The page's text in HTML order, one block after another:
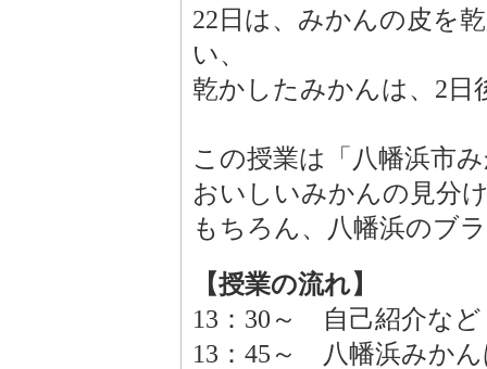
22日は、みかんの皮を
い、
乾かしたみかんは、2日
この授業は「八幡浜市
おいしいみかんの見分
もちろん、八幡浜のブ
【授業の流れ】
13：30～ 自己紹介など
13：45～ 八幡浜みか